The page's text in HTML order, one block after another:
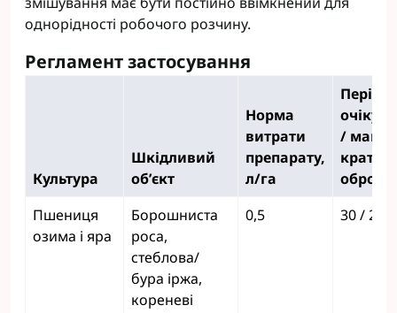
однорідності робочого розчину.
Регламент застосування
Культура
Шкідливий
об’єкт
Норма
витрати
препарату,
л/га
Період
/ макс.
Пшениця
озима і яра
Борошниста
роса,
стеблова/
бура іржа,
кореневі
0,5 30 / 2